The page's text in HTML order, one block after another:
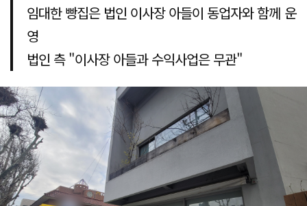
임대한 빵집은 법인 이사장 아들이 동업자와 함께 운
영
법인 측 "이사장 아들과 수익사업은 무관"